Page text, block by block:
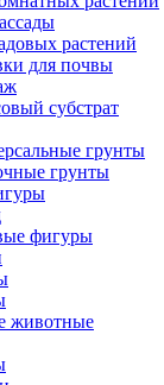
растений
для почвы
субстрат
грунты
грунты
фигуры
животные